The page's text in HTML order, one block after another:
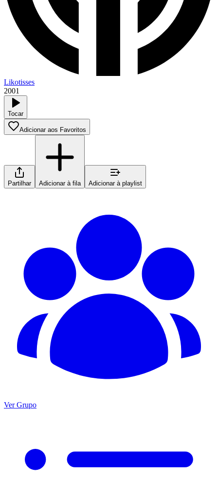
Likotisses
2001
Tocar
Adicionar aos Favoritos
Partilhar Adicionar à fila Adicionar à playlist
Ver Grupo